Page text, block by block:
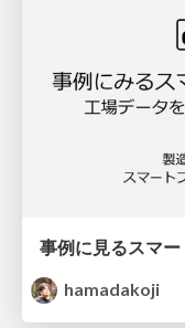
hamadakoji